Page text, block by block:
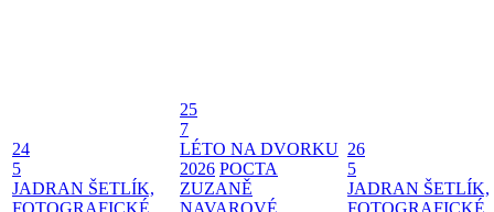
24
5
JADRAN ŠETLÍK,
25
7
LÉTO NA DVORKU
2026 POCTA
ZUZANĚ
26
5
JADRAN ŠETLÍK,